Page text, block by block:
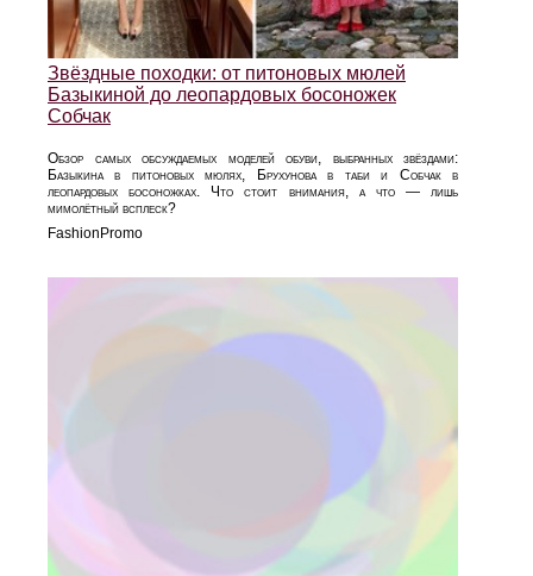
Звёздные походки: от питоновых мюлей
Базыкиной до леопардовых босоножек
Собчак
Обзор самых обсуждаемых моделей обуви, выбранных звёздами:
Базыкина в питоновых мюлях, Брухунова в таби и Собчак в
леопардовых босоножках. Что стоит внимания, а что — лишь
мимолётный всплеск?
FashionPromo